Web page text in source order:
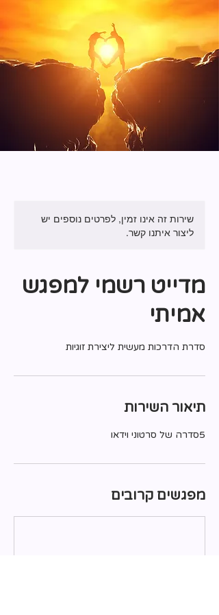
שירות זה אינו זמין, לפרטים נוספים יש
ליצור איתנו קשר.
מדייט רשמי למפגש
אמיתי
סדרת הדרכות מעשית ליצירת זוגיות
תיאור השירות
5סדרה של סרטוני וידאו
מפגשים קרובים